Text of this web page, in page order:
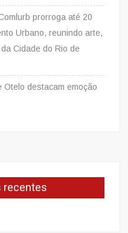
prorroga até 20
Urbano, reunindo arte,
Cidade do Rio de
destacam emoção
recentes